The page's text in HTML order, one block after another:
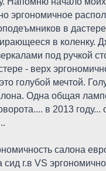
эргономичное
в
в коленку.
под ручкой
- верх
голубой мечтой.
Одна общая
в 2013 году...
салона
сид г.в VS